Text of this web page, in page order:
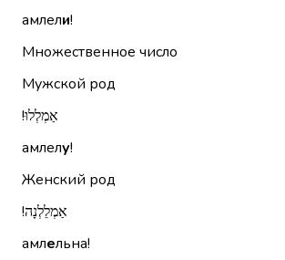
амлели!
Множественное число
Мужской род
אַמְלְלוּ!‏
амлелу!
Женский род
אַמְלֵלְנָה!‏
амлельна!